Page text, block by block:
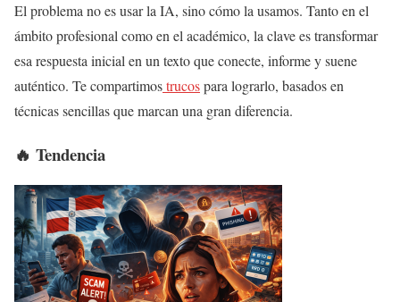
El problema no es usar la IA, sino cómo la usamos. Tanto en el
ámbito profesional como en el académico, la clave es transformar
esa respuesta inicial en un texto que conecte, informe y suene
auténtico. Te compartimostrucospara lograrlo, basados en
técnicas sencillas que marcan una gran diferencia.
🔥 Tendencia